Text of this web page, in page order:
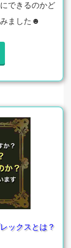
できるのかど
みました☻
ックスとは？